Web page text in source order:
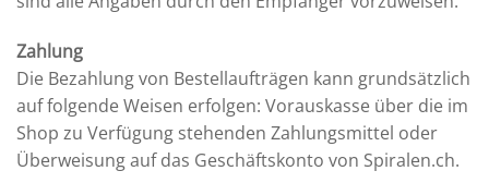
Zahlung
Die Bezahlung von Bestellaufträgen kann grundsätzlich
auf folgende Weisen erfolgen: Vorauskasse über die im
Shop zu Verfügung stehenden Zahlungsmittel oder
Überweisung auf das Geschäftskonto von Spiralen.ch.